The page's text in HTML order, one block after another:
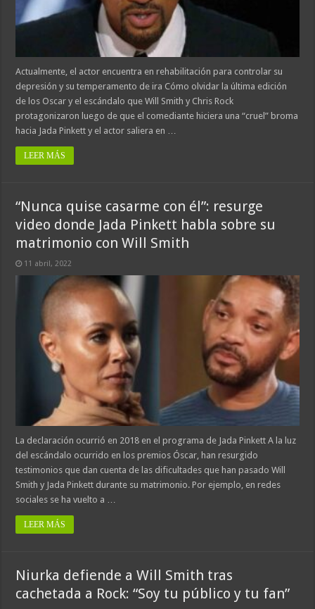
Actualmente, el actor encuentra en rehabilitación para controlar su
depresión y su temperamento de ira Cómo olvidar la última edición
de los Oscar y el escándalo que Will Smith y Chris Rock
protagonizaron luego de que el comediante hiciera una “cruel” broma
hacia Jada Pinkett y el actor saliera en …
LEER MÁS
“Nunca quise casarme con él”: resurge
video donde Jada Pinkett habla sobre su
matrimonio con Will Smith
11 abril, 2022
La declaración ocurrió en 2018 en el programa de Jada Pinkett A la luz
del escándalo ocurrido en los premios Óscar, han resurgido
testimonios que dan cuenta de las dificultades que han pasado Will
Smith y Jada Pinkett durante su matrimonio. Por ejemplo, en redes
sociales se ha vuelto a …
LEER MÁS
Niurka defiende a Will Smith tras
cachetada a Rock: “Soy tu público y tu fan”